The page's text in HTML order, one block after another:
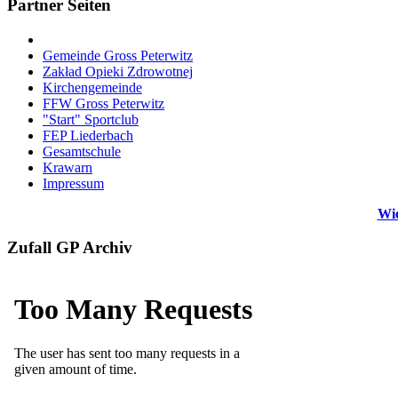
Partner Seiten
Gemeinde Gross Peterwitz
Zakład Opieki Zdrowotnej
Kirchengemeinde
FFW Gross Peterwitz
"Start" Sportclub
FEP Liederbach
Gesamtschule
Krawarn
Impressum
Zufall GP Archiv